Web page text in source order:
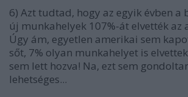
6) Azt tudtad, hogy az egyik évben a
új munkahelyek 107%-át elvették az
Úgy ám, egyetlen amerikai sem
sőt, 7% olyan munkahelyet is
sem lett hozva! Na, ezt sem
lehetséges...